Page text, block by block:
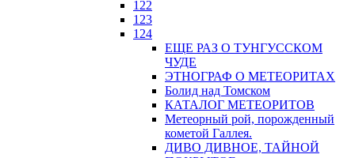
122
123
124
ЕЩЕ РАЗ О ТУНГУССКОМ
ЧУДЕ
ЭТНОГРАФ О МЕТЕОРИТАХ
Болид над Томском
КАТАЛОГ МЕТЕОРИТОВ
Метеорный рой, порожденный
кометой Галлея.
ДИВО ДИВНОЕ, ТАЙНОЙ